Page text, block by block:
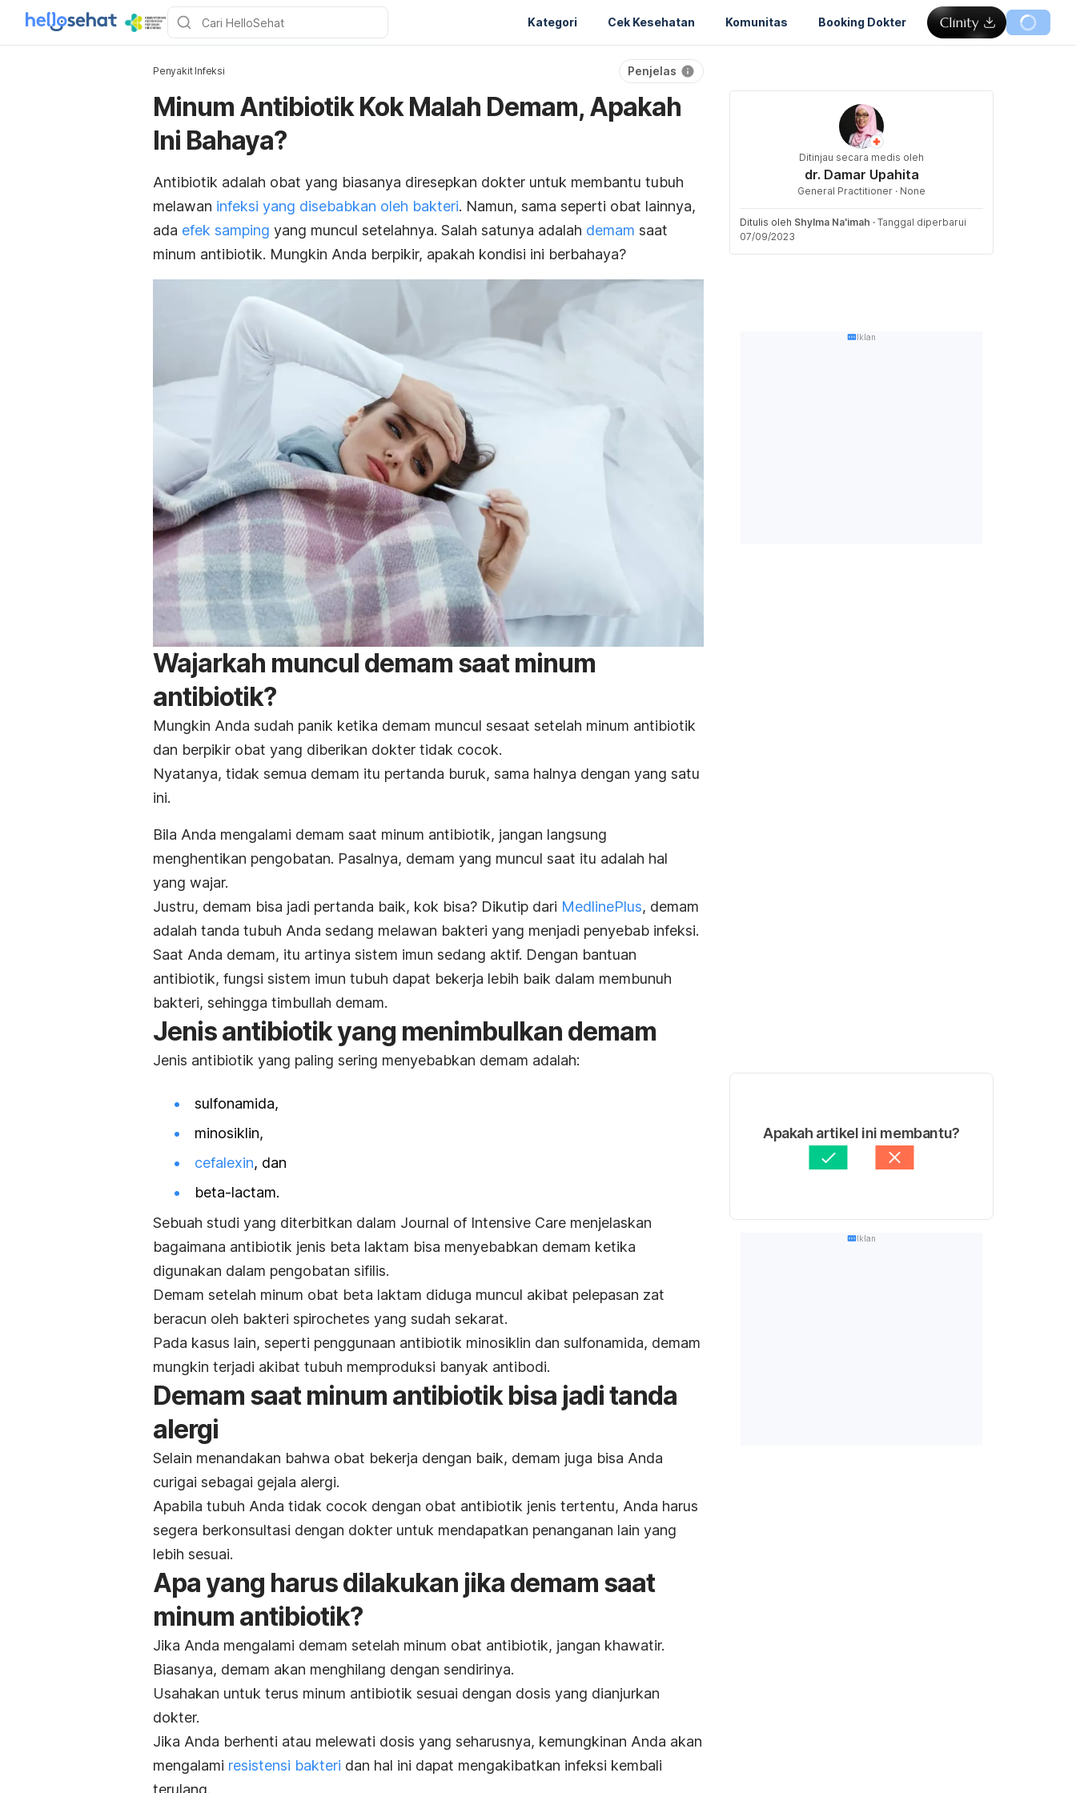
Kategori Cek Kesehatan Komunitas Booking Dokter
Penyakit Infeksi Penjelas
Minum Antibiotik Kok Malah Demam, Apakah
Ini Bahaya?
Antibiotik adalah obat yang biasanya diresepkan dokter untuk membantu tubuh
melawan infeksi yang disebabkan oleh bakteri. Namun, sama seperti obat lainnya,
ada efek samping yang muncul setelahnya. Salah satunya adalah demam saat
minum antibiotik. Mungkin Anda berpikir, apakah kondisi ini berbahaya?
Wajarkah muncul demam saat minum
antibiotik?
Mungkin Anda sudah panik ketika demam muncul sesaat setelah minum antibiotik
dan berpikir obat yang diberikan dokter tidak cocok.
Nyatanya, tidak semua demam itu pertanda buruk, sama halnya dengan yang satu
ini.
Bila Anda mengalami demam saat minum antibiotik, jangan langsung
menghentikan pengobatan. Pasalnya, demam yang muncul saat itu adalah hal
yang wajar.
Justru, demam bisa jadi pertanda baik, kok bisa? Dikutip dari MedlinePlus, demam
adalah tanda tubuh Anda sedang melawan bakteri yang menjadi penyebab infeksi.
Saat Anda demam, itu artinya sistem imun sedang aktif. Dengan bantuan
antibiotik, fungsi sistem imun tubuh dapat bekerja lebih baik dalam membunuh
bakteri, sehingga timbullah demam.
Jenis antibiotik yang menimbulkan demam
Jenis antibiotik yang paling sering menyebabkan demam adalah:
sulfonamida,
minosiklin,
cefalexin, dan
beta-lactam.
Sebuah studi yang diterbitkan dalam Journal of Intensive Care menjelaskan
bagaimana antibiotik jenis beta laktam bisa menyebabkan demam ketika
digunakan dalam pengobatan sifilis.
Demam setelah minum obat beta laktam diduga muncul akibat pelepasan zat
beracun oleh bakteri spirochetes yang sudah sekarat.
Pada kasus lain, seperti penggunaan antibiotik minosiklin dan sulfonamida, demam
mungkin terjadi akibat tubuh memproduksi banyak antibodi.
Demam saat minum antibiotik bisa jadi tanda
alergi
Selain menandakan bahwa obat bekerja dengan baik, demam juga bisa Anda
curigai sebagai gejala alergi.
Apabila tubuh Anda tidak cocok dengan obat antibiotik jenis tertentu, Anda harus
segera berkonsultasi dengan dokter untuk mendapatkan penanganan lain yang
lebih sesuai.
Apa yang harus dilakukan jika demam saat
minum antibiotik?
Jika Anda mengalami demam setelah minum obat antibiotik, jangan khawatir.
Biasanya, demam akan menghilang dengan sendirinya.
Usahakan untuk terus minum antibiotik sesuai dengan dosis yang dianjurkan
dokter.
Jika Anda berhenti atau melewati dosis yang seharusnya, kemungkinan Anda akan
mengalami resistensi bakteri dan hal ini dapat mengakibatkan infeksi kembali
terulang.
Ditinjau secara medis oleh
dr. Damar Upahita
General Practitioner · None
Ditulis oleh Shylma Na'imah · Tanggal diperbarui
07/09/2023
Iklan
Apakah artikel ini membantu?
Iklan